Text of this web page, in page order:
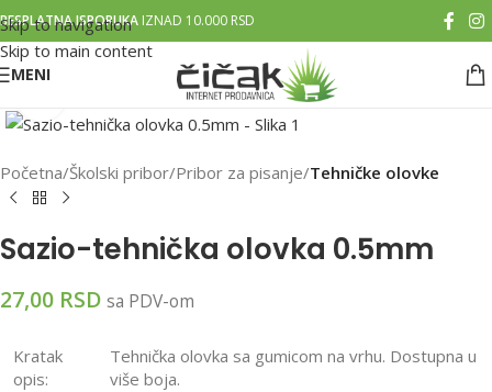
Skip to navigation
Skip to main content
BESPLATNA ISPORUKA IZNAD 10.000 RSD
MENI
Klikni za uvećanu sliku
Početna Školski pribor Pribor za pisanje Tehničke olovke
Sazio-tehnička olovka 0.5mm
27,00 RSD sa PDV-om
Kratak
opis:
Tehnička olovka sa gumicom na vrhu. Dostupna u
više boja.